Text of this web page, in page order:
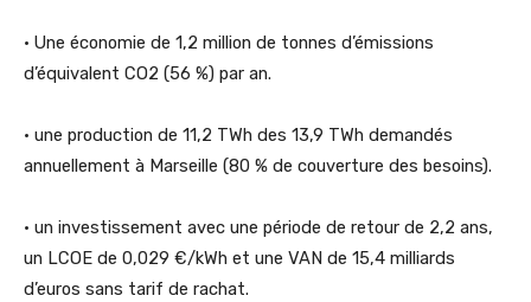
• Une économie de 1,2 million de tonnes d’émissions
d’équivalent CO2 (56 %) par an.
• une production de 11,2 TWh des 13,9 TWh demandés
annuellement à Marseille (80 % de couverture des besoins).
• un investissement avec une période de retour de 2,2 ans,
un LCOE de 0,029 €/kWh et une VAN de 15,4 milliards
d’euros sans tarif de rachat.